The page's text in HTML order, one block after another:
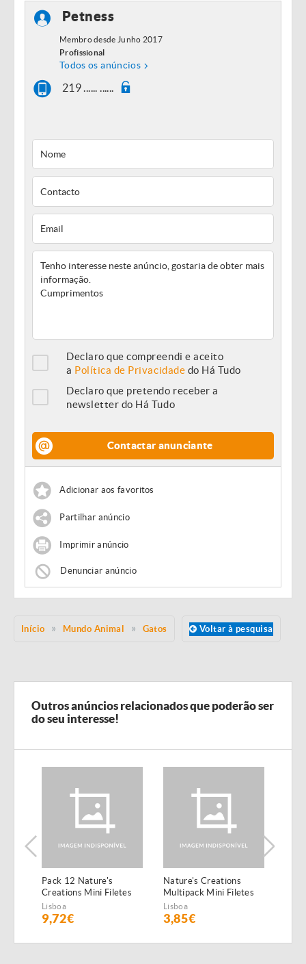
Petness
Membro desde Junho 2017
Profissional
Todos os anúncios
219 ...... ......
Declaro que compreendi e aceito
a Política de Privacidade do Há Tudo
Declaro que pretendo receber a
newsletter do Há Tudo
Contactar anunciante
Adicionar aos favoritos
Partilhar anúncio
Imprimir anúncio
Denunciar anúncio
Início Mundo Animal Gatos Voltar à pesquisa
Outros anúncios relacionados que poderão ser
do seu interesse!
Pack 12 Nature's
Creations Mini Filetes
de Boi
Lisboa
9,72€
Nature's Creations
Multipack Mini Filetes
de Peixe do Oceano e
atum
Lisboa
3,85€